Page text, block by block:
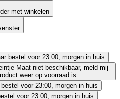
met winkelen
bestel voor 23:00, morgen in huis
Maat niet beschikbaar, meld mij
weer op voorraad is
bestel voor 23:00, morgen in huis
voor 23:00, morgen in huis